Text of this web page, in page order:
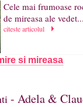
Cele mai frumoase
de mireasa ale
citeste articolul
si mireasa
- Adela &